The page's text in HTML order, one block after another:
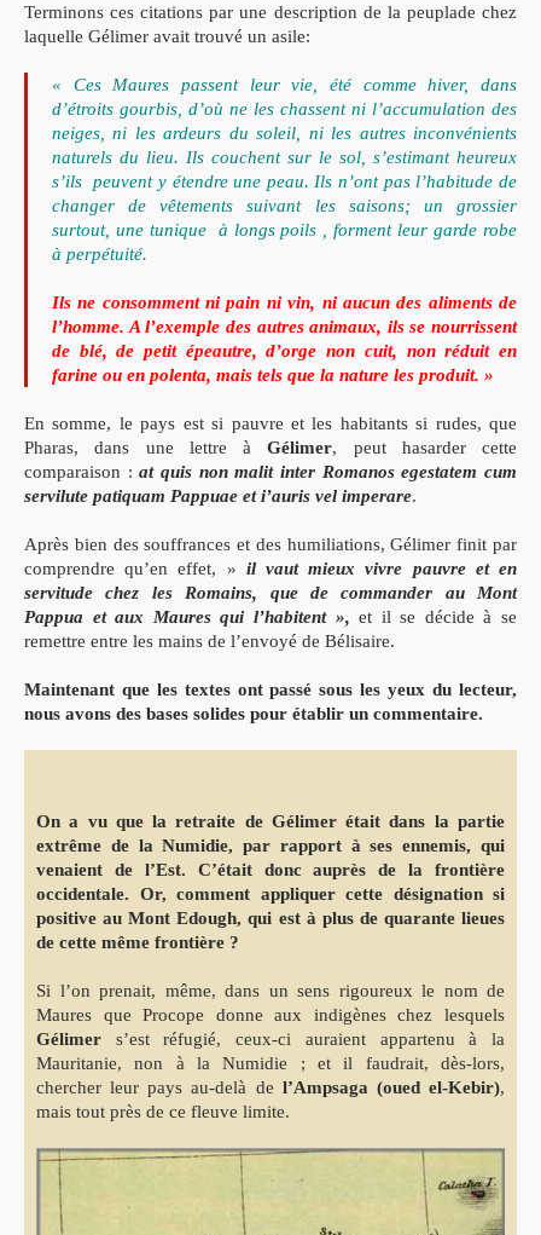
Terminons ces citations par une description de la peuplade chez
laquelle Gélimer avait trouvé un asile:
« Ces Maures passent leur vie, été comme hiver, dans
d’étroits gourbis, d’où ne les chassent ni l’accumulation des
neiges, ni les ardeurs du soleil, ni les autres inconvénients
naturels du lieu. Ils couchent sur le sol, s’estimant heureux
s’ils peuvent y étendre une peau. Ils n’ont pas l’habitude de
changer de vêtements suivant les saisons; un grossier
surtout, une tunique à longs poils , forment leur garde robe
à perpétuité.
Ils ne consomment ni pain ni vin, ni aucun des aliments de
l’homme. A l’exemple des autres animaux, ils se nourrissent
de blé, de petit épeautre, d’orge non cuit, non réduit en
farine ou en polenta, mais tels que la nature les produit. »
En somme, le pays est si pauvre et les habitants si rudes, que
Pharas, dans une lettre àGélimer, peut hasarder cette
comparaison :at quis non malit inter Romanos egestatem cum
servilute patiquam Pappuae et i’auris vel imperare.
Après bien des souffrances et des humiliations, Gélimer finit par
comprendre qu’en effet, » il vaut mieux vivre pauvre et en
servitude chez les Romains, que de commander au Mont
Pappua et aux Maures qui l’habitent »,et il se décide à se
remettre entre les mains de l’envoyé de Bélisaire.
Maintenant que les textes ont passé sous les yeux du lecteur,
nous avons des bases solides pour établir un commentaire.
On a vu que la retraite de Gélimer était dans la partie
extrême de la Numidie, par rapport à ses ennemis, qui
venaient de l’Est. C’était donc auprès de la frontière
occidentale. Or, comment appliquer cette désignation si
positive au Mont Edough, qui est à plus de quarante lieues
de cette même frontière ?
Si l’on prenait, même, dans un sens rigoureux le nom de
Maures que Procope donne aux indigènes chez lesquels
Gélimer s’est réfugié, ceux-ci auraient appartenu à la
Mauritanie, non à la Numidie ; et il faudrait, dès-lors,
chercher leur pays au-delà de l’Ampsaga (oued el-Kebir),
mais tout près de ce fleuve limite.